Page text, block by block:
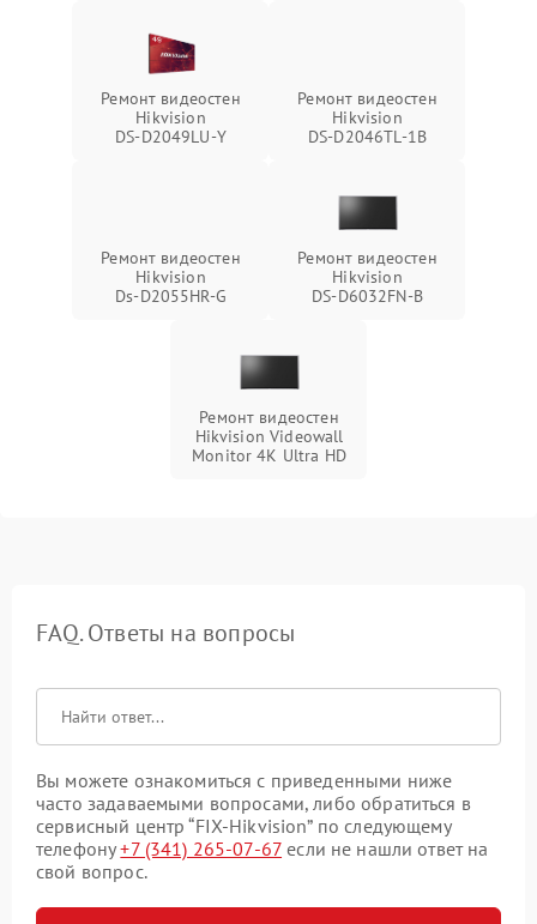
Ремонт видеостен
Hikvision
DS‑D2049LU‑Y
Ремонт видеостен
Hikvision
DS‑D2046TL‑1B
Ремонт видеостен
Hikvision
Ds‑D2055HR‑G
Ремонт видеостен
Hikvision
DS‑D6032FN‑B
Ремонт видеостен
Hikvision Videowall
Monitor 4K Ultra HD
FAQ. Ответы на вопросы
Вы можете ознакомиться с приведенными ниже
часто задаваемыми вопросами, либо обратиться в
сервисный центр “FIX-Hikvision” по следующему
телефону+7 (341) 265-07-67 если не нашли ответ на
свой вопрос.